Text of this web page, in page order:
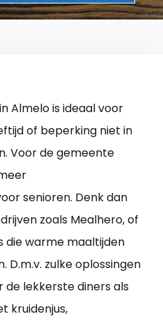
Almelo is ideaal voor
of beperking niet in
Voor de gemeente
senioren. Denk dan
zoals Mealhero, of
die warme maaltijden
D.m.v. zulke oplossingen
lekkerste diners als
kruidenjus,